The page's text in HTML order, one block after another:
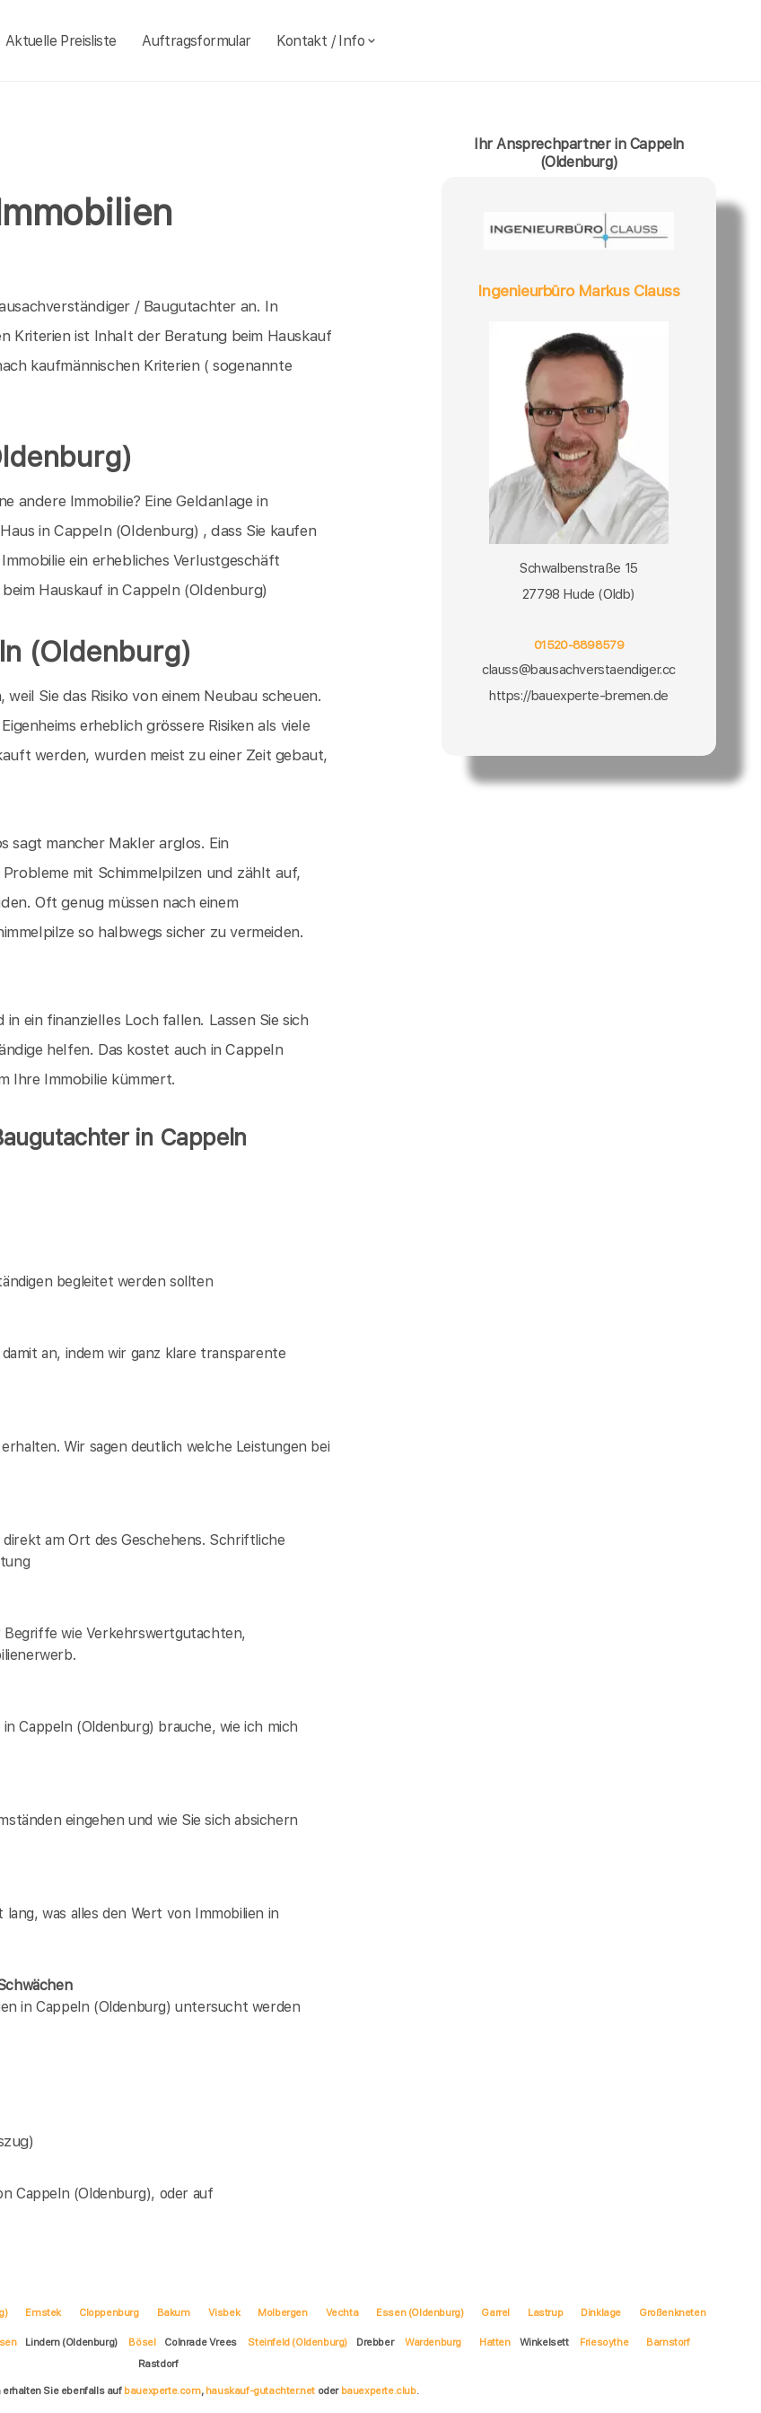
Aktuelle Preisliste Auftragsformular Kontakt / Info
/ Baugutachter an. In
Kriterien ist Inhalt der Beratung beim Hauskauf
kaufmännischen Kriterien ( sogenannte
andere Immobilie? Eine Geldanlage in
in Cappeln (Oldenburg) , dass Sie kaufen
ein erhebliches Verlustgeschäft
Hauskauf in Cappeln (Oldenburg)
(Oldenburg)
Sie das Risiko von einem Neubau scheuen.
erheblich grössere Risiken als viele
werden, wurden meist zu einer Zeit gebaut,
sagt mancher Makler arglos. Ein
mit Schimmelpilzen und zählt auf,
Oft genug müssen nach einem
so halbwegs sicher zu vermeiden.
ein finanzielles Loch fallen. Lassen Sie sich
helfen. Das kostet auch in Cappeln
Ihre Immobilie kümmert.
in Cappeln
begleitet werden sollten
an, indem wir ganz klare transparente
Wir sagen deutlich welche Leistungen bei
am Ort des Geschehens. Schriftliche
wie Verkehrswertgutachten,
Cappeln (Oldenburg) brauche, wie ich mich
eingehen und wie Sie sich absichern
was alles den Wert von Immobilien in
in Cappeln (Oldenburg) untersucht werden
Cappeln (Oldenburg), oder auf
Ihr Ansprechpartner in Cappeln
(Oldenburg)
Ingenieurbüro Markus Clauss
Schwalbenstraße 15
27798 Hude (Oldb)
01520-8898579
clauss@bausachverstaendiger.cc
https://bauexperte-bremen.de
Emstek Cloppenburg Bakum Visbek Molbergen Vechta Essen (Oldenburg) Garrel Lastrup Dinklage Großenkneten
Lindern (Oldenburg) Bösel Colnrade Vrees Steinfeld (Oldenburg) Drebber Wardenburg Hatten Winkelsett Friesoythe
Barnstorf
Rastdorf
Sie ebenfalls auf bauexperte.com, hauskauf-gutachter.net oder bauexperte.club.